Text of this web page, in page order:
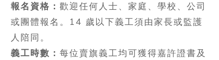
報名資格：歡迎任何人士、家庭、學校、公司
或團體報名。14 歲以下義工須由家長或監護
人陪同。
義工時數：每位賣旗義工均可獲得嘉許證書及